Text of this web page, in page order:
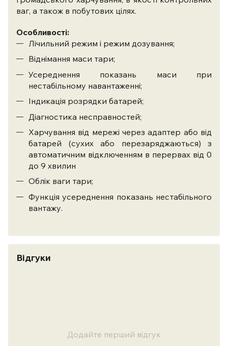
ваг, а також в побутових цілях.
Особливості:
Лічильний режим і режим дозування;
Віднімання маси тари;
Усереднення показань маси при
нестабільному навантаженні;
Індикація розрядки батарей;
Діагностика несправностей;
Харчування від мережі через адаптер або від
батарей (сухих або перезаряджаються) з
автоматичним відключенням в перервах від 0
до 9 хвилин
Облік ваги тари;
Функція усереднення показань нестабільного
вантажу.
Відгуки
Додайте перший відгук